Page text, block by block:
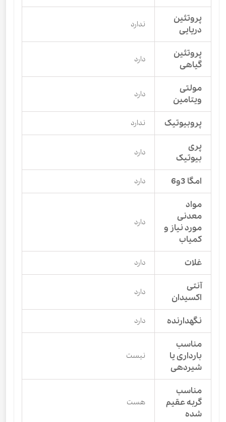
پروتئین
دریایی
ندارد
پروتئین
گیاهی
دارد
مولتی
ویتامین
دارد
پروبیوتیک ندارد
پری
بیوتیک
دارد
امگا 3و6 دارد
مواد
معدنی
مورد نیاز و
کمیاب
دارد
غلات دارد
آنتی
اکسیدان
دارد
نگهدارنده دارد
مناسب
بارداری یا
شیردهی
نیست
مناسب
گربه عقیم
شده
هست